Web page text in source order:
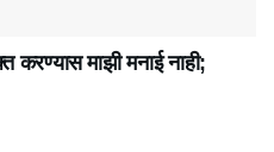
माझी मनाई नाही;